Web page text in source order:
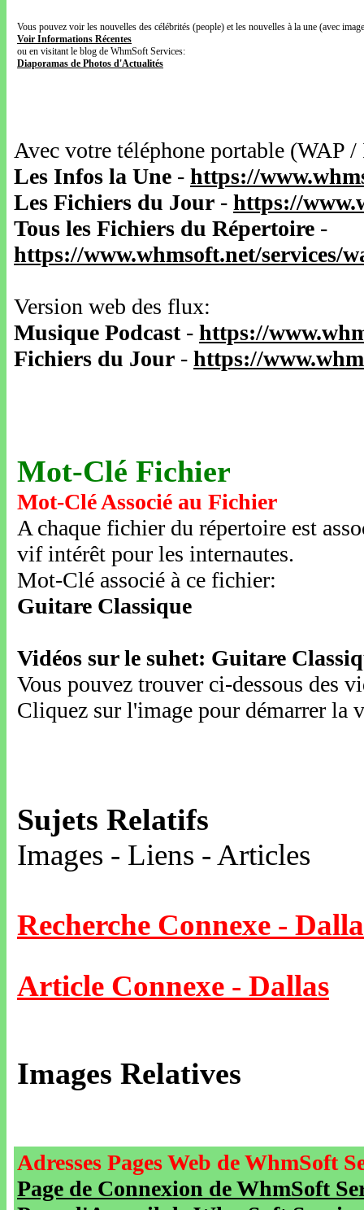
Vous pouvez voir les nouvelles des célébrités (people) et les nouvelles à la une (avec
Voir Informations Récentes
ou en visitant le blog de WhmSoft Services:
Diaporamas de Photos d'Actualités
Avec votre téléphone portable
Les Infos la Une - https://
Les Fichiers du Jour - https://
Tous les Fichiers du Répertoire -
https://www.whmsoft.net/services/
Version web des flux:
Musique Podcast- https://
Fichiers du Jour - https://
Mot-Clé Fichier
Mot-Clé Associé au Fichier
A chaque fichier du répertoire est
vif intérêt pour les internautes.
Mot-Clé associé à ce fichier:
Guitare Classique
Vidéos sur le suhet: Guitare
Vous pouvez trouver ci-dessous des
Cliquez sur l'image pour démarrer la
Sujets Relatifs
Images - Liens - Articles
Recherche Connexe -
Article Connexe - Dallas
Images Relatives
Adresses Pages Web de WhmSoft
Page de Connexion de WhmSoft